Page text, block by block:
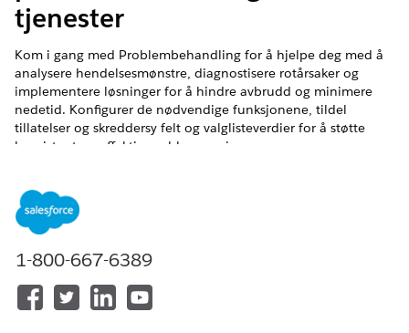
tjenester
Kom i gang med Problembehandling for å hjelpe deg med å
analysere hendelsesmønstre, diagnostisere rotårsaker og
implementere løsninger for å hindre avbrudd og minimere
nedetid. Konfigurer de nødvendige funksjonene, tildel
tillatelser og skreddersy felt og valglisteverdier for å støtte
konsistent og effektiv problemsporing.
Tilgjengelig i Lightning Experience
Tilgjengelig i Enterprise
med Agentforce IT Service.
Aktivere funksjoner for problembehandling
1-800-667-6389